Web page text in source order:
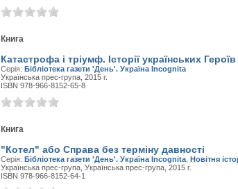
Книга
Катастрофа і тріумф. Історії українських Героїв
Серія: Бібліотека газети 'День'. Україна Incognita
Українська прес-група, 2015 г.
ISBN 978-966-8152-65-8
Книга
"Котел" або Справа без терміну давності
Серія: Бібліотека газети 'День'. Україна Incognita Новітня
Українська прес-група, Українська прес-група, 2015 г.
ISBN 978-966-8152-64-1